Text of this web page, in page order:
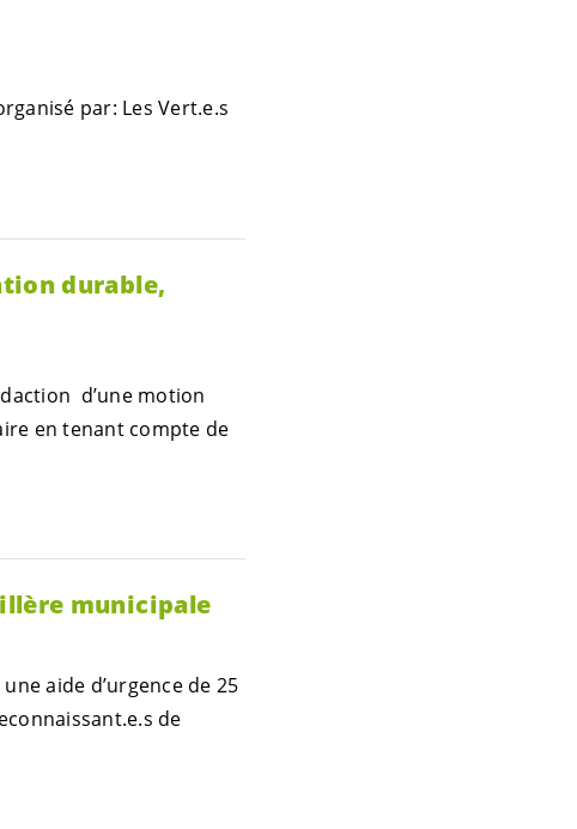
par: Les Vert.e.s
durable,
d’une motion
en tenant compte de
municipale
aide d’urgence de 25
de